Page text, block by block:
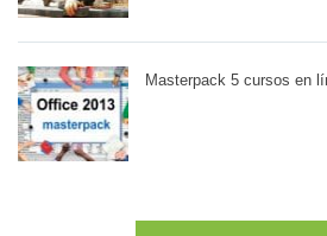
Masterpack 5 cursos en